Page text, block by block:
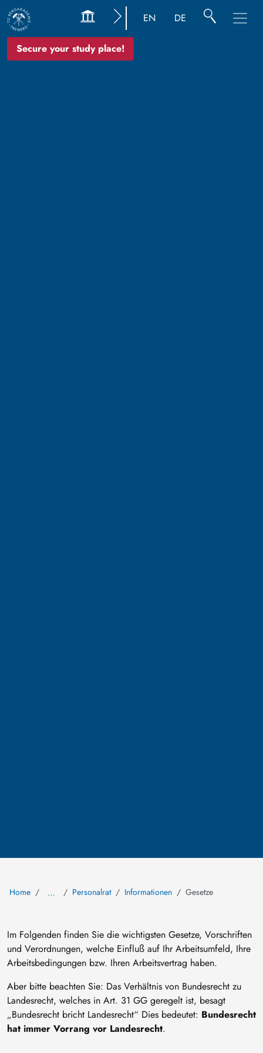
Secure your study place!
EN DE
Home … Personalrat Informationen Gesetze
Im Folgenden finden Sie die wichtigsten Gesetze, Vorschriften
und Verordnungen, welche Einfluß auf Ihr Arbeitsumfeld, Ihre
Arbeitsbedingungen bzw. Ihren Arbeitsvertrag haben.
Aber bitte beachten Sie: Das Verhältnis von Bundesrecht zu
Landesrecht, welches in Art. 31 GG geregelt ist, besagt
„Bundesrecht bricht Landesrecht“ Dies bedeutet: Bundesrecht
hat immer Vorrang vor Landesrecht.